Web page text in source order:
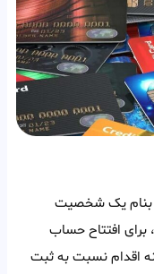
بنام یک شخصیت
برای افتتاح حساب
اقدام نسبت به ثبت